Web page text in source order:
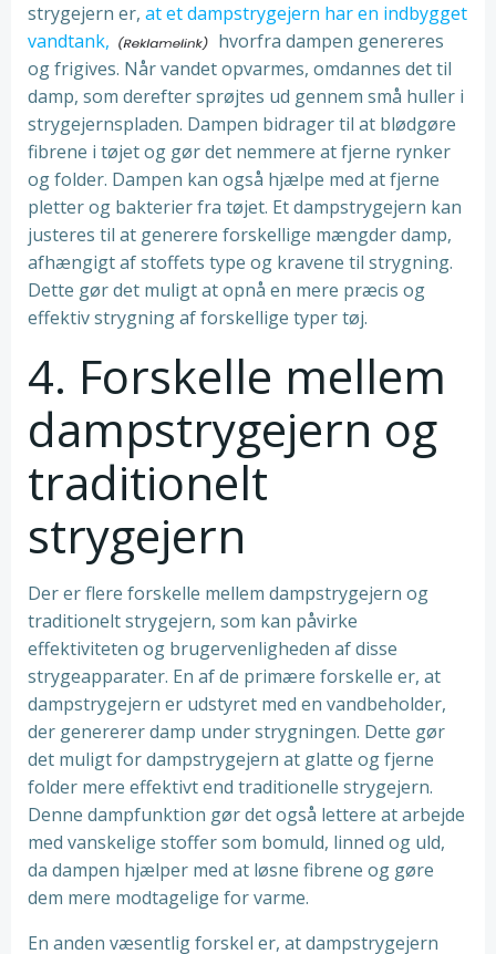
strygejern er, at et dampstrygejern har en indbygget
vandtank,
hvorfra dampen genereres
og frigives. Når vandet opvarmes, omdannes det til
damp, som derefter sprøjtes ud gennem små huller i
strygejernspladen. Dampen bidrager til at blødgøre
fibrene i tøjet og gør det nemmere at fjerne rynker
og folder. Dampen kan også hjælpe med at fjerne
pletter og bakterier fra tøjet. Et dampstrygejern kan
justeres til at generere forskellige mængder damp,
afhængigt af stoffets type og kravene til strygning.
Dette gør det muligt at opnå en mere præcis og
effektiv strygning af forskellige typer tøj.
4. Forskelle mellem
dampstrygejern og
traditionelt
strygejern
Der er flere forskelle mellem dampstrygejern og
traditionelt strygejern, som kan påvirke
effektiviteten og brugervenligheden af ​​disse
strygeapparater. En af de primære forskelle er, at
dampstrygejern er udstyret med en vandbeholder,
der genererer damp under strygningen. Dette gør
det muligt for dampstrygejern at glatte og fjerne
folder mere effektivt end traditionelle strygejern.
Denne dampfunktion gør det også lettere at arbejde
med vanskelige stoffer som bomuld, linned og uld,
da dampen hjælper med at løsne fibrene og gøre
dem mere modtagelige for varme.
En anden væsentlig forskel er, at dampstrygejern